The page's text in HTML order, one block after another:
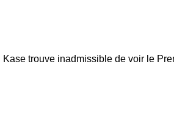
trouve inadmissible de voir le